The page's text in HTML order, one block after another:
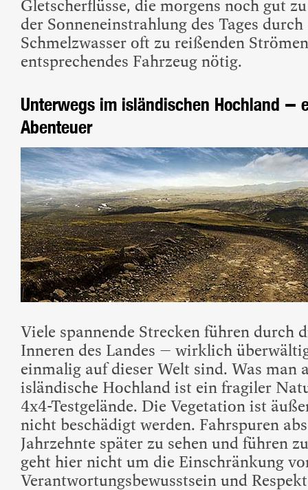
Gletscherflüsse, die morgens noch gut
der Sonneneinstrahlung des Tages
Schmelzwasser oft zu reißenden
entsprechendes Fahrzeug nötig.
Unterwegs im isländischen Hochland –
Abenteuer
Viele spannende Strecken führen durch
Inneren des Landes – wirklich
einmalig auf dieser Welt sind. Was man
isländische Hochland ist ein fragiler
4x4-Testgelände. Die Vegetation ist
nicht beschädigt werden. Fahrspuren
Jahrzehnte später zu sehen und führen
geht hier nicht um die Einschränkung
Verantwortungsbewusstsein und